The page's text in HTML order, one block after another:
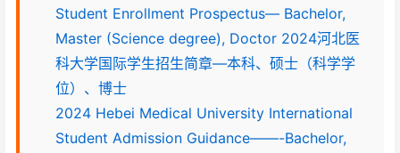
Student Enrollment Prospectus— Bachelor,
Master (Science degree), Doctor 2024河北医
科大学国际学生招生简章—本科、硕士（科学学
位）、博士
2024 Hebei Medical University International
Student Admission Guidance——-Bachelor,